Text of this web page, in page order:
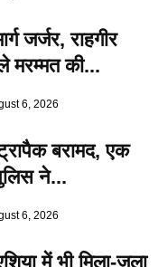
जर्जर, राहगीर
मरम्मत की...
6, 2026
बरामद, एक
ने...
6, 2026
में भी मिला-जुला